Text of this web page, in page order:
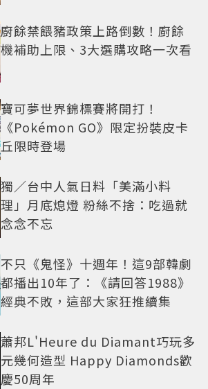
廚餘禁餵豬政策上路倒數！廚餘
機補助上限、3大選購攻略一次看
寶可夢世界錦標賽將開打！
《Pokémon GO》限定扮裝皮卡
丘限時登場
獨／台中人氣日料「美滿小料
理」月底熄燈 粉絲不捨：吃過就
念念不忘
不只《鬼怪》十週年！這9部韓劇
都播出10年了：《請回答1988》
經典不敗，這部大家狂推續集
蕭邦L'Heure du Diamant巧玩多
元幾何造型 Happy Diamonds歡
慶50周年